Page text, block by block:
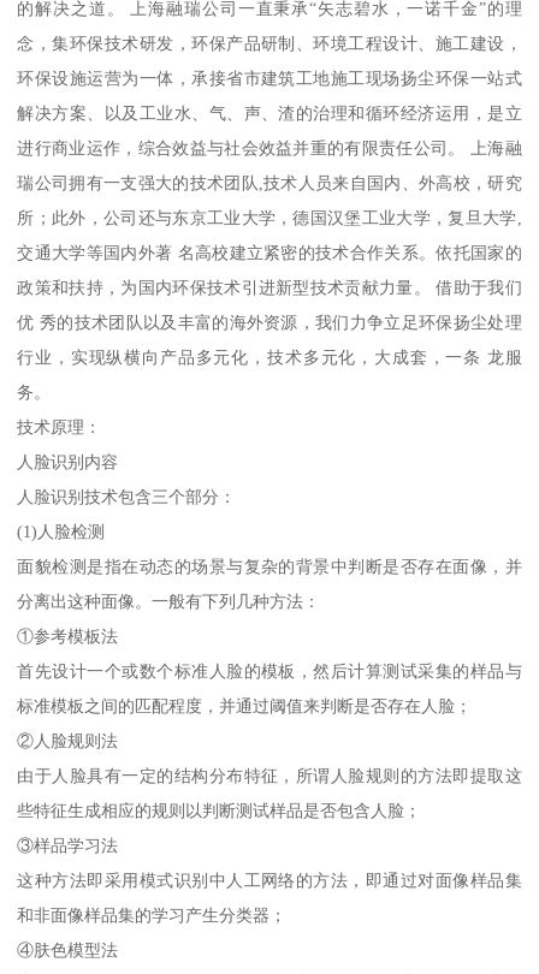
的解决之道。 上海融瑞公司一直秉承“矢志碧水，一诺千金”的理
念，集环保技术研发，环保产品研制、环境工程设计、施工建设，
环保设施运营为一体，承接省市建筑工地施工现场扬尘环保一站式
解决方案、以及工业水、气、声、渣的治理和循环经济运用，是立
进行商业运作，综合效益与社会效益并重的有限责任公司。 上海融
瑞公司拥有一支强大的技术团队,技术人员来自国内、外高校，研究
所；此外，公司还与东京工业大学，德国汉堡工业大学，复旦大学,
交通大学等国内外著 名高校建立紧密的技术合作关系。依托国家的
政策和扶持，为国内环保技术引进新型技术贡献力量。 借助于我们
优 秀的技术团队以及丰富的海外资源，我们力争立足环保扬尘处理
行业，实现纵横向产品多元化，技术多元化，大成套，一条 龙服
务。
技术原理：
人脸识别内容
人脸识别技术包含三个部分：
(1)人脸检测
面貌检测是指在动态的场景与复杂的背景中判断是否存在面像，并
分离出这种面像。一般有下列几种方法：
①参考模板法
首先设计一个或数个标准人脸的模板，然后计算测试采集的样品与
标准模板之间的匹配程度，并通过阈值来判断是否存在人脸；
②人脸规则法
由于人脸具有一定的结构分布特征，所谓人脸规则的方法即提取这
些特征生成相应的规则以判断测试样品是否包含人脸；
③样品学习法
这种方法即采用模式识别中人工网络的方法，即通过对面像样品集
和非面像样品集的学习产生分类器；
④肤色模型法